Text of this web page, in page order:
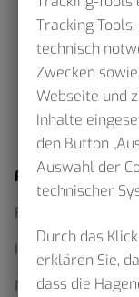
Fahrplan
Fahrplanauskunft
Interaktiver
Netzpläne als
Tracking-
technisch
Zwecken
Webseite und
Inhalte
den Button
Auswahl der
technischer
Durch das
erklären Sie,
dass die